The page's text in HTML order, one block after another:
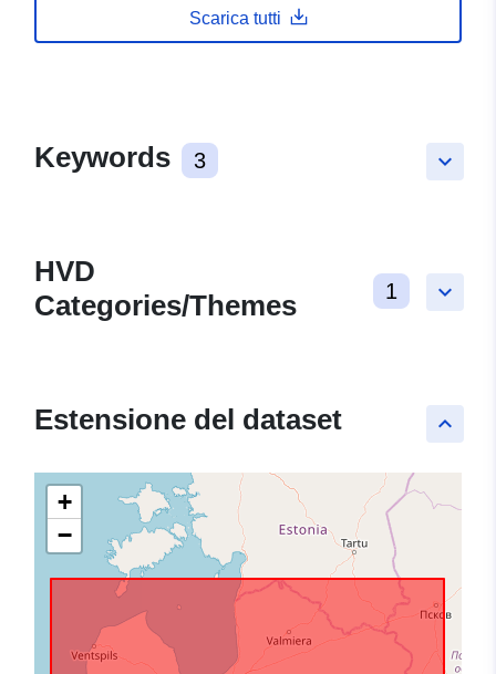
Scarica tutti
keyboard_arrow_down
Keywords 3
keyboard_arrow_down
HVD
Categories/Themes
1
keyboard_arrow_up
Estensione del dataset
+
−